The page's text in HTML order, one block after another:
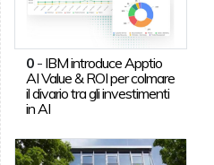
0- IBM introduce Apptio
AI Value & ROI per colmare
il divario tra gli investimenti
in AI